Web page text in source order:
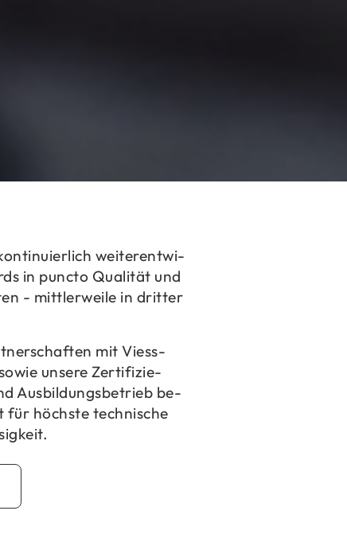
wei­ter­ent­wi­
in punc­to Qua­li­tät und
- mitt­ler­wei­le in drit­ter
mit Viess­
un­se­re Zer­ti­fi­zie­
Aus­bil­dungs­be­trieb be­
für höchs­te tech­ni­sche